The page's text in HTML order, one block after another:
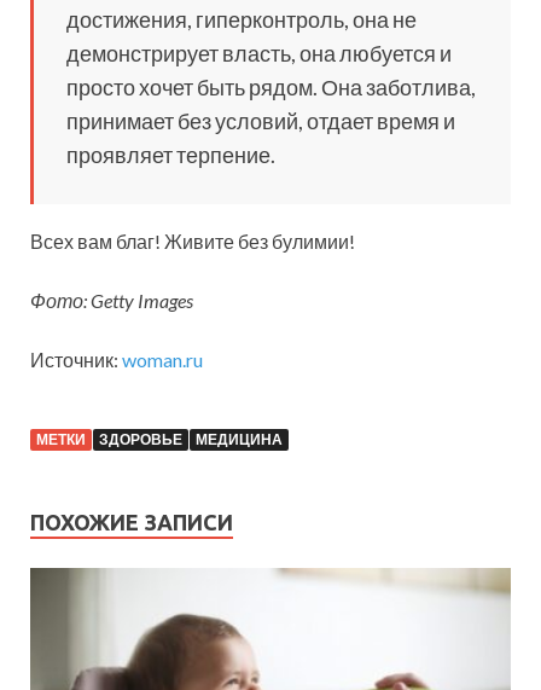
достижения, гиперконтроль, она не
демонстрирует власть, она любуется и
просто хочет быть рядом. Она заботлива,
принимает без условий, отдает время и
проявляет терпение.
Всех вам благ! Живите без булимии!
Фото: Getty Images
Источник: woman.ru
МЕТКИ ЗДОРОВЬЕ МЕДИЦИНА
ПОХОЖИЕ ЗАПИСИ